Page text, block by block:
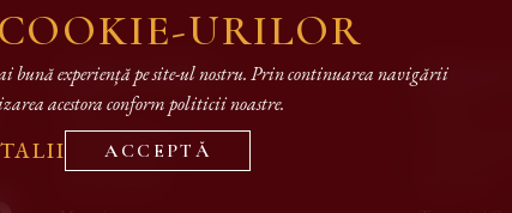
Linkuri Rapide
Autori
Catalog editorial
Informații
URILOR
bună experiență pe site-ul nostru. Prin continuarea navigării
acestora conform politicii noastre.
ACCEPTĂ